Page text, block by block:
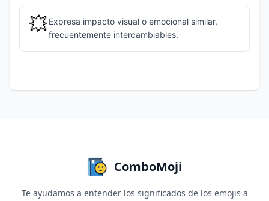
💥Expresa impacto visual o emocional similar,
frecuentemente intercambiables.
ComboMoji
Te ayudamos a entender los significados de los emojis a